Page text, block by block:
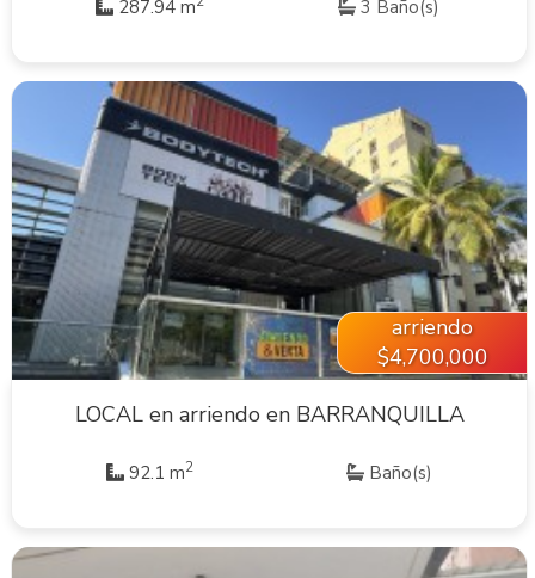
287.94 m 3 Baño(s)
VER INMUEBLE
arriendo
$4,700,000
LOCAL en arriendo en BARRANQUILLA
92.1 m2 Baño(s)